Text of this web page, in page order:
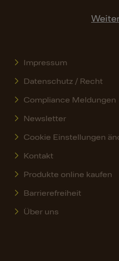
Impressum
Datenschutz / Recht
Compliance Meldungen
Newsletter
Cookie Einstellungen
Kontakt
Produkte online kaufen
Barrierefreiheit
Über uns